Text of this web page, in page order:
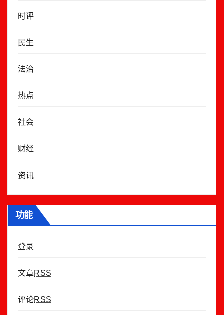
时评
民生
法治
热点
社会
财经
资讯
功能
登录
文章RSS
评论RSS